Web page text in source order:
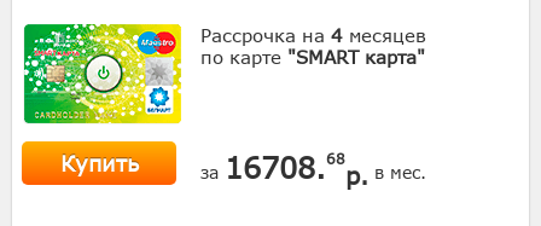
Рассрочка на 4 месяцев
по карте "SMART карта"
Купить за 16708.68
р. в мес.